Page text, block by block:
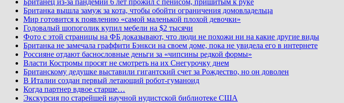
Британка вышла замуж за кота, чтобы обойти ограничения домовладельца
Мир готовится к появлению «самой маленькой плохой девочки»
Годовалый шопоголик купил мебели на $2 тысячи
Фото с этой страницы на ФБ доказывают, что люди не похожи ни на какие другие виды
Британка не замечала граффити Бэнкси на своем доме, пока не увидела его в интернете
Россияне отдают баснословные деньги за «чипсины редкой формы»
Власти Костромы просят не смотреть на их Снегурочку днем
Британскому дедушке выставили гигантский счет за Рождество, но он доволен
В Италии создан первый летающий робот-гуманоид
Когда партнер вдвое старше…
Экскурсия по старейшей научной нудистской библиотеке США